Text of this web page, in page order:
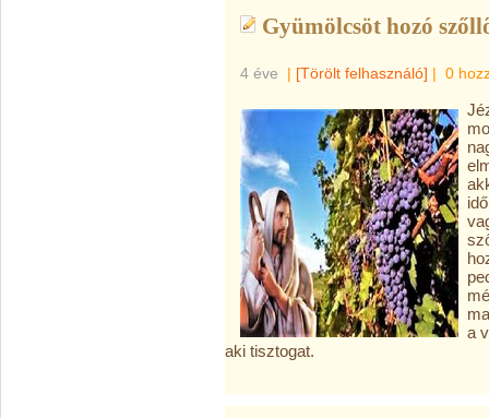
Gyümölcsöt hozó
4 éve | [Törölt felhasználó] | 0
a
aki tisztogat.